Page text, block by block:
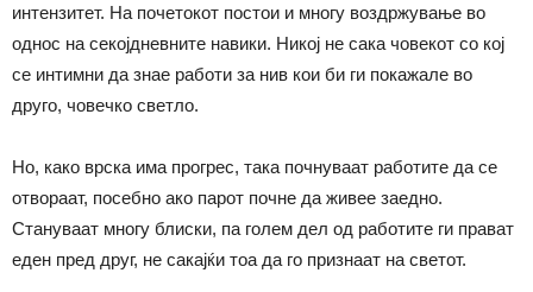
интензитет. На почетокот постои и многу воздржување во
однос на секојдневните навики. Никој не сака човекот со кој
се интимни да знае работи за нив кои би ги покажале во
друго, човечко светло.
Но, како врска има прогрес, така почнуваат работите да се
отвораат, посебно ако парот почне да живее заедно.
Стануваат многу блиски, па голем дел од работите ги прават
еден пред друг, не сакајќи тоа да го признаат на светот.